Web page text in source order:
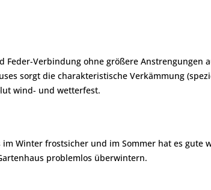
Feder-Verbindung ohne größere Anstrengungen
sorgt die charakteristische Verkämmung
wind- und wetterfest.
Winter frostsicher und im Sommer hat es gute
problemlos überwintern.